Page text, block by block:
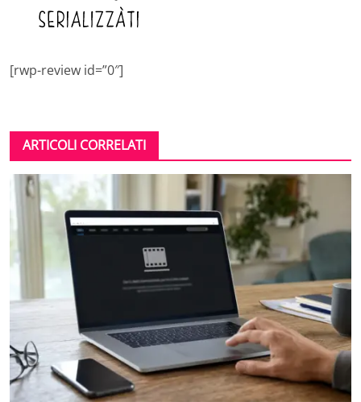
[rwp-review id=”0″]
ARTICOLI CORRELATI